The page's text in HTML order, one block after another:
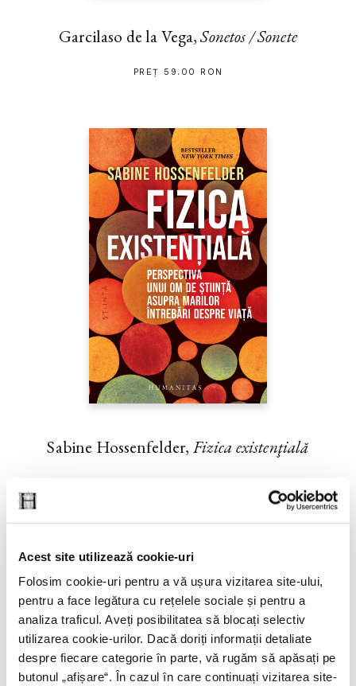
Acest site utilizează cookie-uri
Folosim cookie-uri pentru a vă ușura vizitarea site-ului,
pentru a face legătura cu rețelele sociale și pentru a
analiza traficul. Aveți posibilitatea să blocați selectiv
utilizarea cookie-urilor. Dacă doriți informații detaliate
despre fiecare categorie în parte, vă rugăm să apăsați pe
butonul „afișare“. În cazul în care continuați vizitarea site-
Garcilaso de la Vega,Sonetos / Sonete
PREȚ 59.00 RON
Sabine Hossenfelder, Fizica existenţială